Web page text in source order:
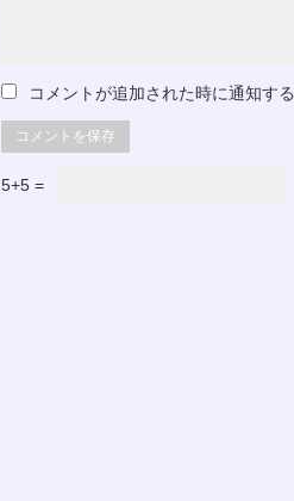
コメントが追加された時に通知する
5+5 =